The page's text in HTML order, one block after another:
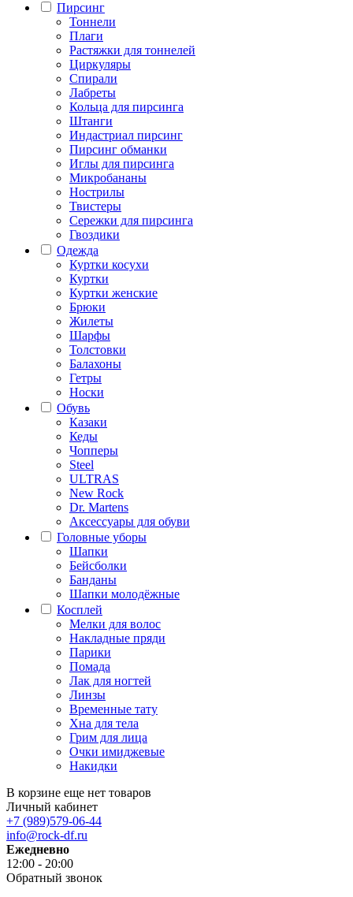
Пирсинг
Тоннели
Плаги
Растяжки для тоннелей
Циркуляры
Спирали
Лабреты
Кольца для пирсинга
Штанги
Индастриал пирсинг
Пирсинг обманки
Иглы для пирсинга
Микробананы
Нострилы
Твистеры
Сережки для пирсинга
Гвоздики
Одежда
Куртки косухи
Куртки
Куртки женские
Брюки
Жилеты
Шарфы
Толстовки
Балахоны
Гетры
Носки
Обувь
Казаки
Кеды
Чопперы
Steel
ULTRAS
New Rock
Dr. Martens
Аксессуары для обуви
Головные уборы
Шапки
Бейсболки
Банданы
Шапки молодёжные
Косплей
Мелки для волос
Накладные пряди
Парики
Помада
Лак для ногтей
Линзы
Временные тату
Хна для тела
Грим для лица
Очки имиджевые
Накидки
В корзине еще нет товаров
Личный кабинет
+7 (989)579-06-44
info@rock-df.ru
Ежедневно
12:00 - 20:00
Обратный звонок